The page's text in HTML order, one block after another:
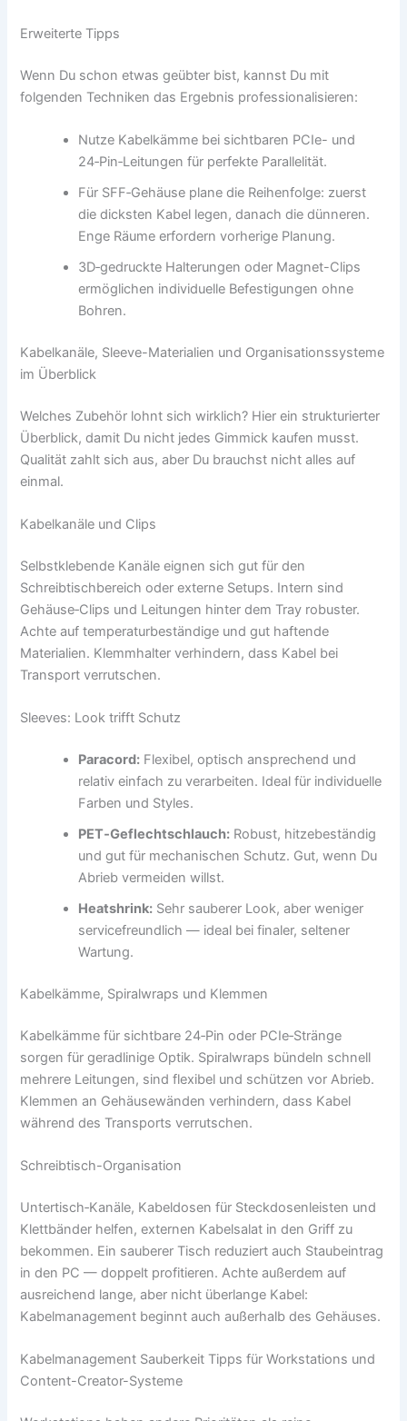
Erweiterte Tipps
Wenn Du schon etwas geübter bist, kannst Du mit
folgenden Techniken das Ergebnis professionalisieren:
Nutze Kabelkämme bei sichtbaren PCIe- und
24‑Pin‑Leitungen für perfekte Parallelität.
Für SFF‑Gehäuse plane die Reihenfolge: zuerst
die dicksten Kabel legen, danach die dünneren.
Enge Räume erfordern vorherige Planung.
3D‑gedruckte Halterungen oder Magnet-Clips
ermöglichen individuelle Befestigungen ohne
Bohren.
Kabelkanäle, Sleeve-Materialien und Organisationssysteme
im Überblick
Welches Zubehör lohnt sich wirklich? Hier ein strukturierter
Überblick, damit Du nicht jedes Gimmick kaufen musst.
Qualität zahlt sich aus, aber Du brauchst nicht alles auf
einmal.
Kabelkanäle und Clips
Selbstklebende Kanäle eignen sich gut für den
Schreibtischbereich oder externe Setups. Intern sind
Gehäuse‑Clips und Leitungen hinter dem Tray robuster.
Achte auf temperaturbeständige und gut haftende
Materialien. Klemmhalter verhindern, dass Kabel bei
Transport verrutschen.
Sleeves: Look trifft Schutz
Paracord: Flexibel, optisch ansprechend und
relativ einfach zu verarbeiten. Ideal für individuelle
Farben und Styles.
PET‑Geflechtschlauch: Robust, hitzebeständig
und gut für mechanischen Schutz. Gut, wenn Du
Abrieb vermeiden willst.
Heatshrink: Sehr sauberer Look, aber weniger
servicefreundlich — ideal bei finaler, seltener
Wartung.
Kabelkämme, Spiralwraps und Klemmen
Kabelkämme für sichtbare 24‑Pin oder PCIe‑Stränge
sorgen für geradlinige Optik. Spiralwraps bündeln schnell
mehrere Leitungen, sind flexibel und schützen vor Abrieb.
Klemmen an Gehäusewänden verhindern, dass Kabel
während des Transports verrutschen.
Schreibtisch-Organisation
Untertisch‑Kanäle, Kabeldosen für Steckdosenleisten und
Klettbänder helfen, externen Kabelsalat in den Griff zu
bekommen. Ein sauberer Tisch reduziert auch Staubeintrag
in den PC — doppelt profitieren. Achte außerdem auf
ausreichend lange, aber nicht überlange Kabel:
Kabelmanagement beginnt auch außerhalb des Gehäuses.
Kabelmanagement Sauberkeit Tipps für Workstations und
Content-Creator-Systeme